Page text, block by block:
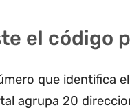
el código
que identifica
agrupa 20